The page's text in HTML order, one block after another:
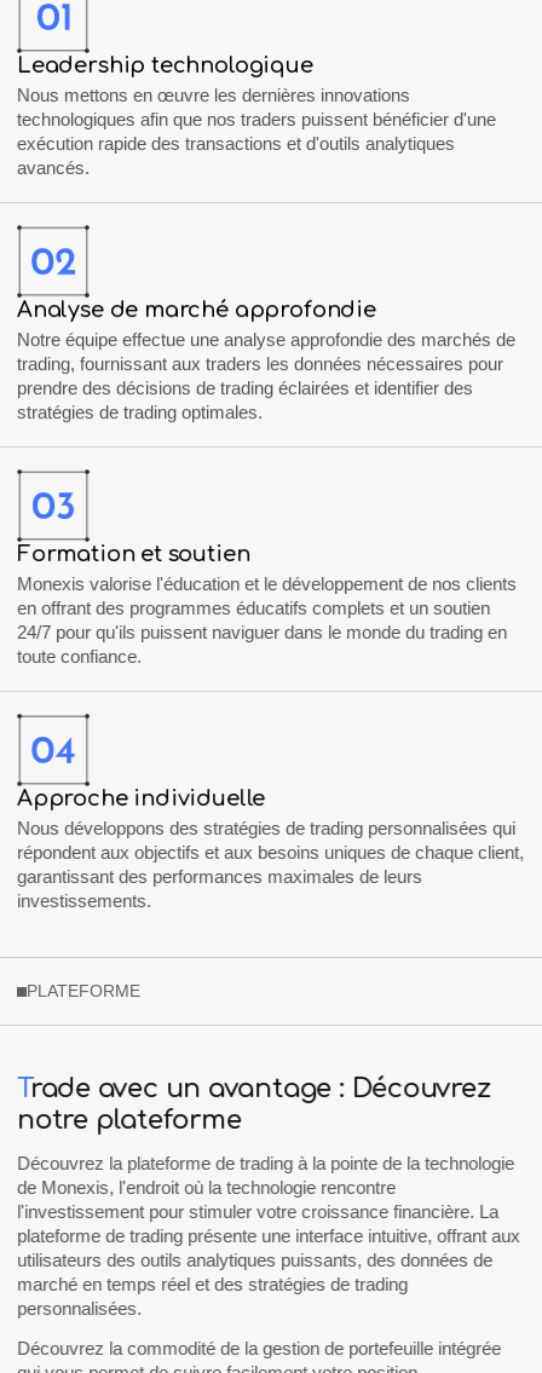
Approche individuelle
Nous développons des stratégies de trading personnalisées qui
répondent aux objectifs et aux besoins uniques de chaque client,
garantissant des performances maximales de leurs
investissements.
Formation et soutien
Monexis valorise l'éducation et le développement de nos clients
en offrant des programmes éducatifs complets et un soutien
24/7 pour qu'ils puissent naviguer dans le monde du trading en
toute confiance.
Analyse de marché approfondie
Notre équipe effectue une analyse approfondie des marchés de
trading, fournissant aux traders les données nécessaires pour
prendre des décisions de trading éclairées et identifier des
stratégies de trading optimales.
Leadershiptechnologique
Nous mettons en œuvre les dernières innovations
technologiques afin que nos traders puissent bénéficier d'une
exécution rapide des transactions et d'outils analytiques
avancés.
PLATEFORME
Trade avec un avantage : Découvrez
notre plateforme
Découvrez la plateforme de trading à la pointe de la technologie
de Monexis, l'endroit où la technologie rencontre
l'investissement pour stimuler votre croissance financière. La
plateforme de trading présente une interface intuitive, offrant aux
utilisateurs des outils analytiques puissants, des données de
marché en temps réel et des stratégies de trading
personnalisées.
Découvrez la commodité de la gestion de portefeuille intégrée